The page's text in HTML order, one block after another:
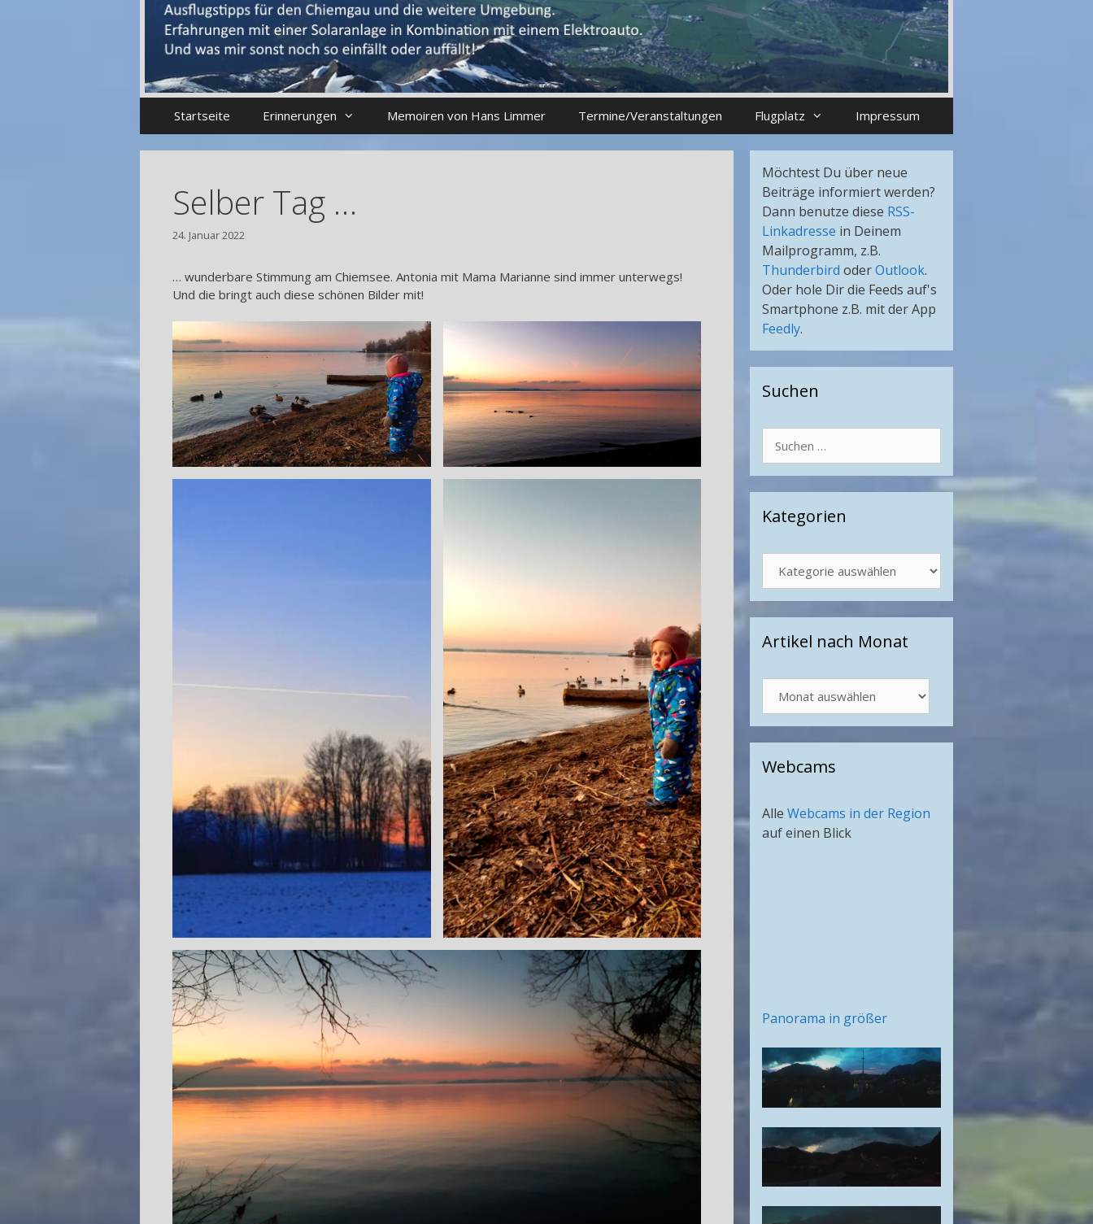
Startseite Erinnerungen Memoiren von Hans Limmer Termine/Veranstaltungen Flugplatz Impressum
Selber Tag …
24. Januar 2022
… wunderbare Stimmung am Chiemsee. Antonia mit Mama Marianne sind immer unterwegs!
Und die bringt auch diese schönen Bilder mit!
Möchtest Du über neue
Beiträge informiert werden?
Dann benutze diese RSS-
Linkadresse in Deinem
Mailprogramm, z.B.
Thunderbird oderOutlook.
Oder hole Dir die Feeds auf's
Smartphone z.B. mit der App
Feedly.
Suchen
nach:
Kategorien
Artikel nach Monat
nach
Monat
Webcams
Alle Webcams in der Region
auf einen Blick
Panorama in größer